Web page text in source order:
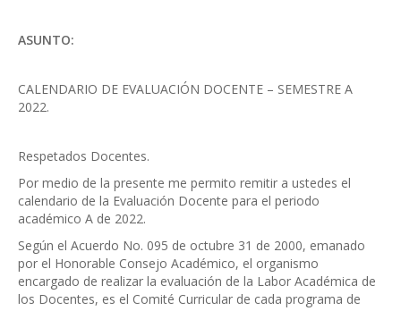
ASUNTO:
CALENDARIO DE EVALUACIÓN DOCENTE – SEMESTRE A
2022.
Respetados Docentes.
Por medio de la presente me permito remitir a ustedes el
calendario de la Evaluación Docente para el periodo
académico A de 2022.
Según el Acuerdo No. 095 de octubre 31 de 2000, emanado
por el Honorable Consejo Académico, el organismo
encargado de realizar la evaluación de la Labor Académica de
los Docentes, es el Comité Curricular de cada programa de